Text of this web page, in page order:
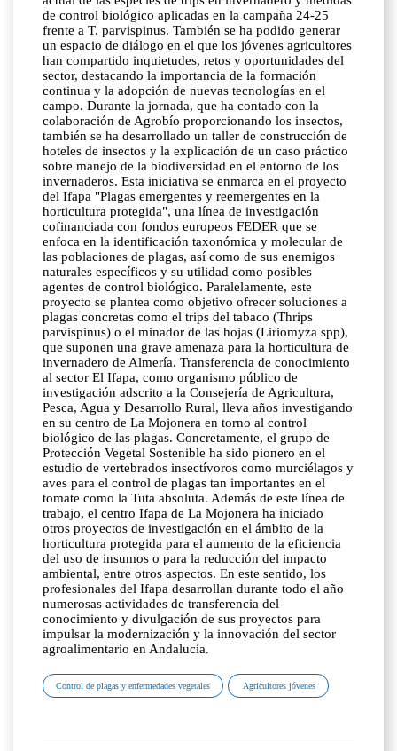
de control biológico aplicadas en la campaña 24-25
frente a T. parvispinus. También se ha podido generar
un espacio de diálogo en el que los jóvenes agricultores
han compartido inquietudes, retos y oportunidades del
sector, destacando la importancia de la formación
continua y la adopción de nuevas tecnologías en el
campo. Durante la jornada, que ha contado con la
colaboración de Agrobío proporcionando los insectos,
también se ha desarrollado un taller de construcción de
hoteles de insectos y la explicación de un caso práctico
sobre manejo de la biodiversidad en el entorno de los
invernaderos. Esta iniciativa se enmarca en el proyecto
del Ifapa "Plagas emergentes y reemergentes en la
horticultura protegida", una línea de investigación
cofinanciada con fondos europeos FEDER que se
enfoca en la identificación taxonómica y molecular de
las poblaciones de plagas, así como de sus enemigos
naturales específicos y su utilidad como posibles
agentes de control biológico. Paralelamente, este
proyecto se plantea como objetivo ofrecer soluciones a
plagas concretas como el trips del tabaco (Thrips
parvispinus) o el minador de las hojas (Liriomyza spp),
que suponen una grave amenaza para la horticultura de
invernadero de Almería. Transferencia de conocimiento
al sector El Ifapa, como organismo público de
investigación adscrito a la Consejería de Agricultura,
Pesca, Agua y Desarrollo Rural, lleva años investigando
en su centro de La Mojonera en torno al control
biológico de las plagas. Concretamente, el grupo de
Protección Vegetal Sostenible ha sido pionero en el
estudio de vertebrados insectívoros como murciélagos y
aves para el control de plagas tan importantes en el
tomate como la Tuta absoluta. Además de este línea de
trabajo, el centro Ifapa de La Mojonera ha iniciado
otros proyectos de investigación en el ámbito de la
horticultura protegida para el aumento de la eficiencia
del uso de insumos o para la reducción del impacto
ambiental, entre otros aspectos. En este sentido, los
profesionales del Ifapa desarrollan durante todo el año
numerosas actividades de transferencia del
conocimiento y divulgación de sus proyectos para
impulsar la modernización y la innovación del sector
agroalimentario en Andalucía.
Control de plagas y enfermedades vegetales Agricultores jóvenes